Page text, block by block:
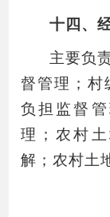
十四、
主要负
督管理；村
负担监督
理；农村
解；农村土